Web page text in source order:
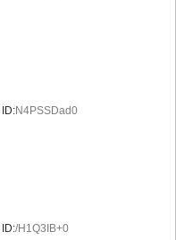
ID:N4PSSDad0
ID:/H1Q3IB+0